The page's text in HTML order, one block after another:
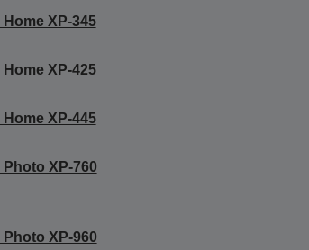
XP-345
XP-425
XP-445
XP-760
XP-960